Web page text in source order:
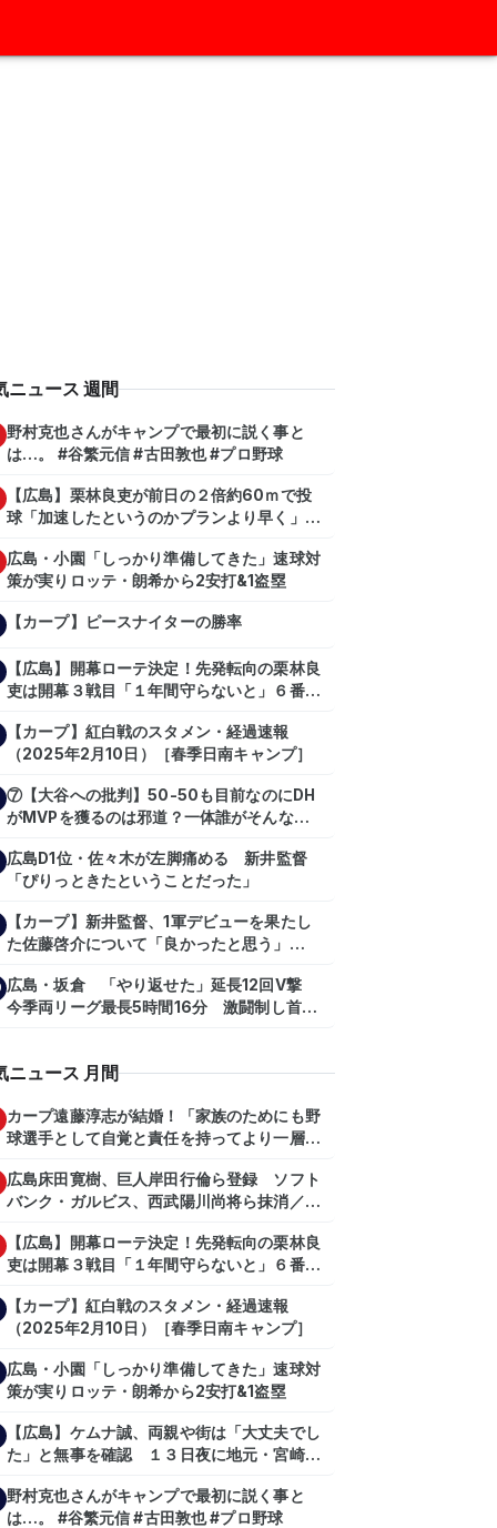
ニュース 週間
野村克也さんがキャンプで最初に説く事と
は…。 #谷繁元信 #古田敦也 #プロ野球
【広島】栗林良吏が前日の２倍約60ｍで投
球「加速したというのかプランより早く」自
広島・小園「しっかり準備してきた」速球対
策が実りロッテ・朗希から2安打&1盗塁
【カープ】ピースナイターの勝率
【広島】開幕ローテ決定！先発転向の栗林良
吏は開幕３戦目「１年間守らないと」６番手
【カープ】紅白戦のスタメン・経過速報
（2025年2月10日）［春季日南キャンプ］
⑦【大谷への批判】50-50も目前なのにDH
がMVPを獲るのは邪道？一体誰がそんな事
【shoheiohtani】【池田親興】【高橋慶
彦】【広島東洋カープ】【プロ野球】
広島D1位・佐々木が左脚痛める 新井監督
「ぴりっときたということだった」
【カープ】新井監督、1軍デビューを果たし
た佐藤啓介について「良かったと思う」
広島・坂倉 「やり返せた」延長12回V撃
今季両リーグ最長5時間16分 激闘制し首位
ニュース 月間
カープ遠藤淳志が結婚！「家族のためにも野
球選手として自覚と責任を持ってより一層頑
広島床田寛樹、巨人岸田行倫ら登録 ソフト
バンク・ガルビス、西武陽川尚将ら抹消／２
【広島】開幕ローテ決定！先発転向の栗林良
吏は開幕３戦目「１年間守らないと」６番手
【カープ】紅白戦のスタメン・経過速報
（2025年2月10日）［春季日南キャンプ］
広島・小園「しっかり準備してきた」速球対
策が実りロッテ・朗希から2安打&1盗塁
【広島】ケムナ誠、両親や街は「大丈夫でし
た」と無事を確認 １３日夜に地元・宮崎県
野村克也さんがキャンプで最初に説く事と
は…。 #谷繁元信 #古田敦也 #プロ野球